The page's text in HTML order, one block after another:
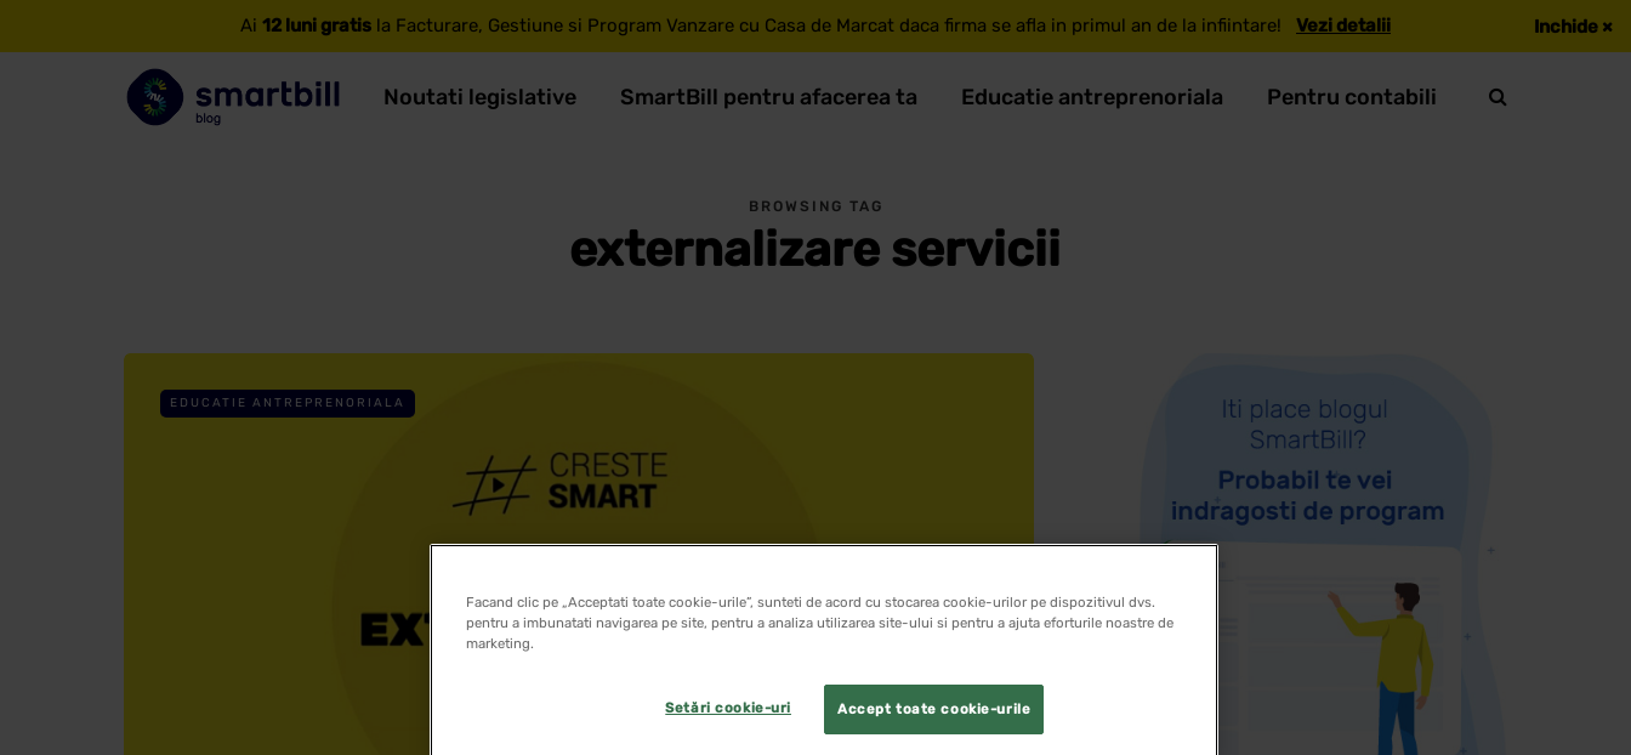
Ai 12 luni gratis la Facturare, Gestiune si Program Vanzare cu Casa de Marcat daca firma se afla in primul an de la infiintare! Vezi detalii Inchide ×
Noutati legislative SmartBill pentru afacerea ta Educatie antreprenoriala Pentru contabili
BROWSING TAG
externalizare servicii
EDUCATIE ANTREPRENORIALA
Facand clic pe „Acceptati toate cookie-urile”, sunteti de acord cu stocarea cookie-urilor pe dispozitivul dvs.
pentru a imbunatati navigarea pe site, pentru a analiza utilizarea site-ului si pentru a ajuta eforturile noastre de
marketing.
Accept toate cookie-urile
Setări cookie-uri